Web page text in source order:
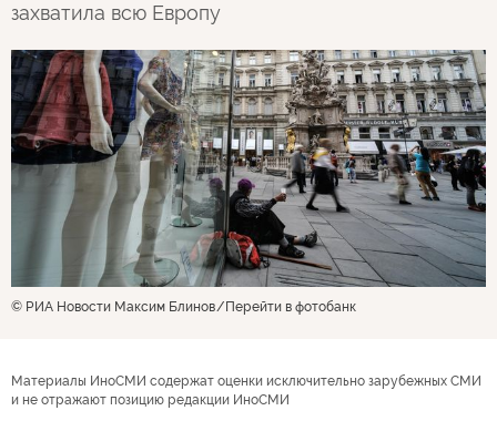
захватила всю Европу
© РИА Новости Максим Блинов Перейти в фотобанк
Материалы ИноСМИ содержат оценки исключительно зарубежных СМИ
и не отражают позицию редакции ИноСМИ